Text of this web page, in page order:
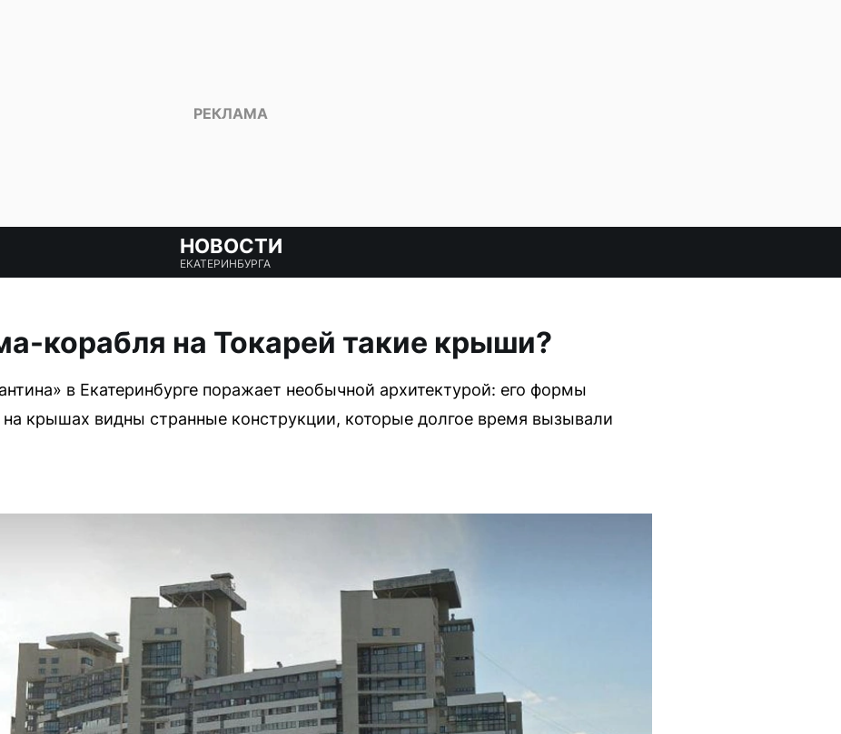
НОВОСТИ
ЕКАТЕРИНБУРГА
корабля на Токарей такие крыши?
в Екатеринбурге поражает необычной архитектурой: его формы
крышах видны странные конструкции, которые долгое время вызывали